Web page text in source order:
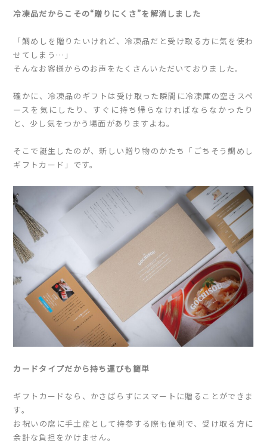
冷凍品だからこその“贈りにくさ”を解消しました
「鯛めしを贈りたいけれど、冷凍品だと受け取る方に気を使わ
せてしまう…」
そんなお客様からのお声をたくさんいただいておりました。
確かに、冷凍品のギフトは受け取った瞬間に冷凍庫の空きスペ
ースを気にしたり、すぐに持ち帰らなければならなかったり
と、少し気をつかう場面がありますよね。
そこで誕生したのが、新しい贈り物のかたち「ごちそう鯛めし
ギフトカード」です。
カードタイプだから持ち運びも簡単
ギフトカードなら、かさばらずにスマートに贈ることができま
す。
お祝いの席に手土産として持参する際も便利で、受け取る方に
余計な負担をかけません。